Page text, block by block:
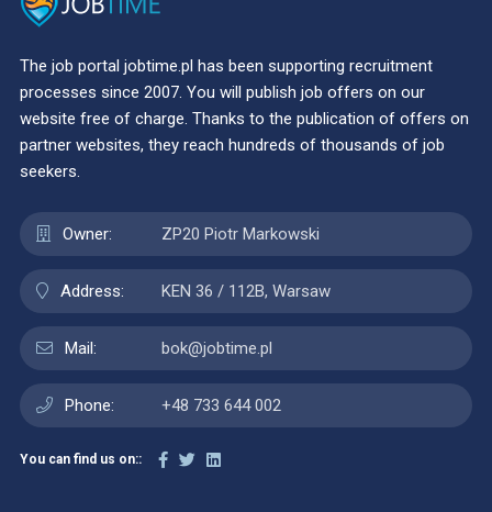
The job portal jobtime.pl has been supporting recruitment
processes since 2007. You will publish job offers on our
website free of charge. Thanks to the publication of offers on
partner websites, they reach hundreds of thousands of job
seekers.
Owner: ZP20 Piotr Markowski
Address: KEN 36 / 112B, Warsaw
Mail: bok@jobtime.pl
Phone: +48 733 644 002
You can find us on::